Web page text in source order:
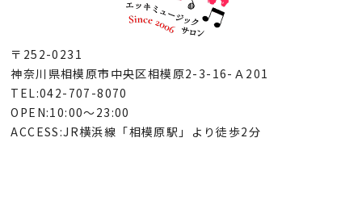
〒252-0231
神奈川県相模原市中央区相模原2-3-16-Ａ201
TEL:042-707-8070
OPEN:10:00～23:00
ACCESS:JR横浜線「相模原駅」より徒歩2分